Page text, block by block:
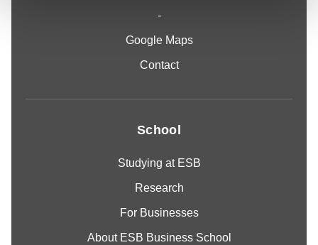
-
Google Maps
Contact
School
Studying at ESB
Research
For Businesses
About ESB Business School